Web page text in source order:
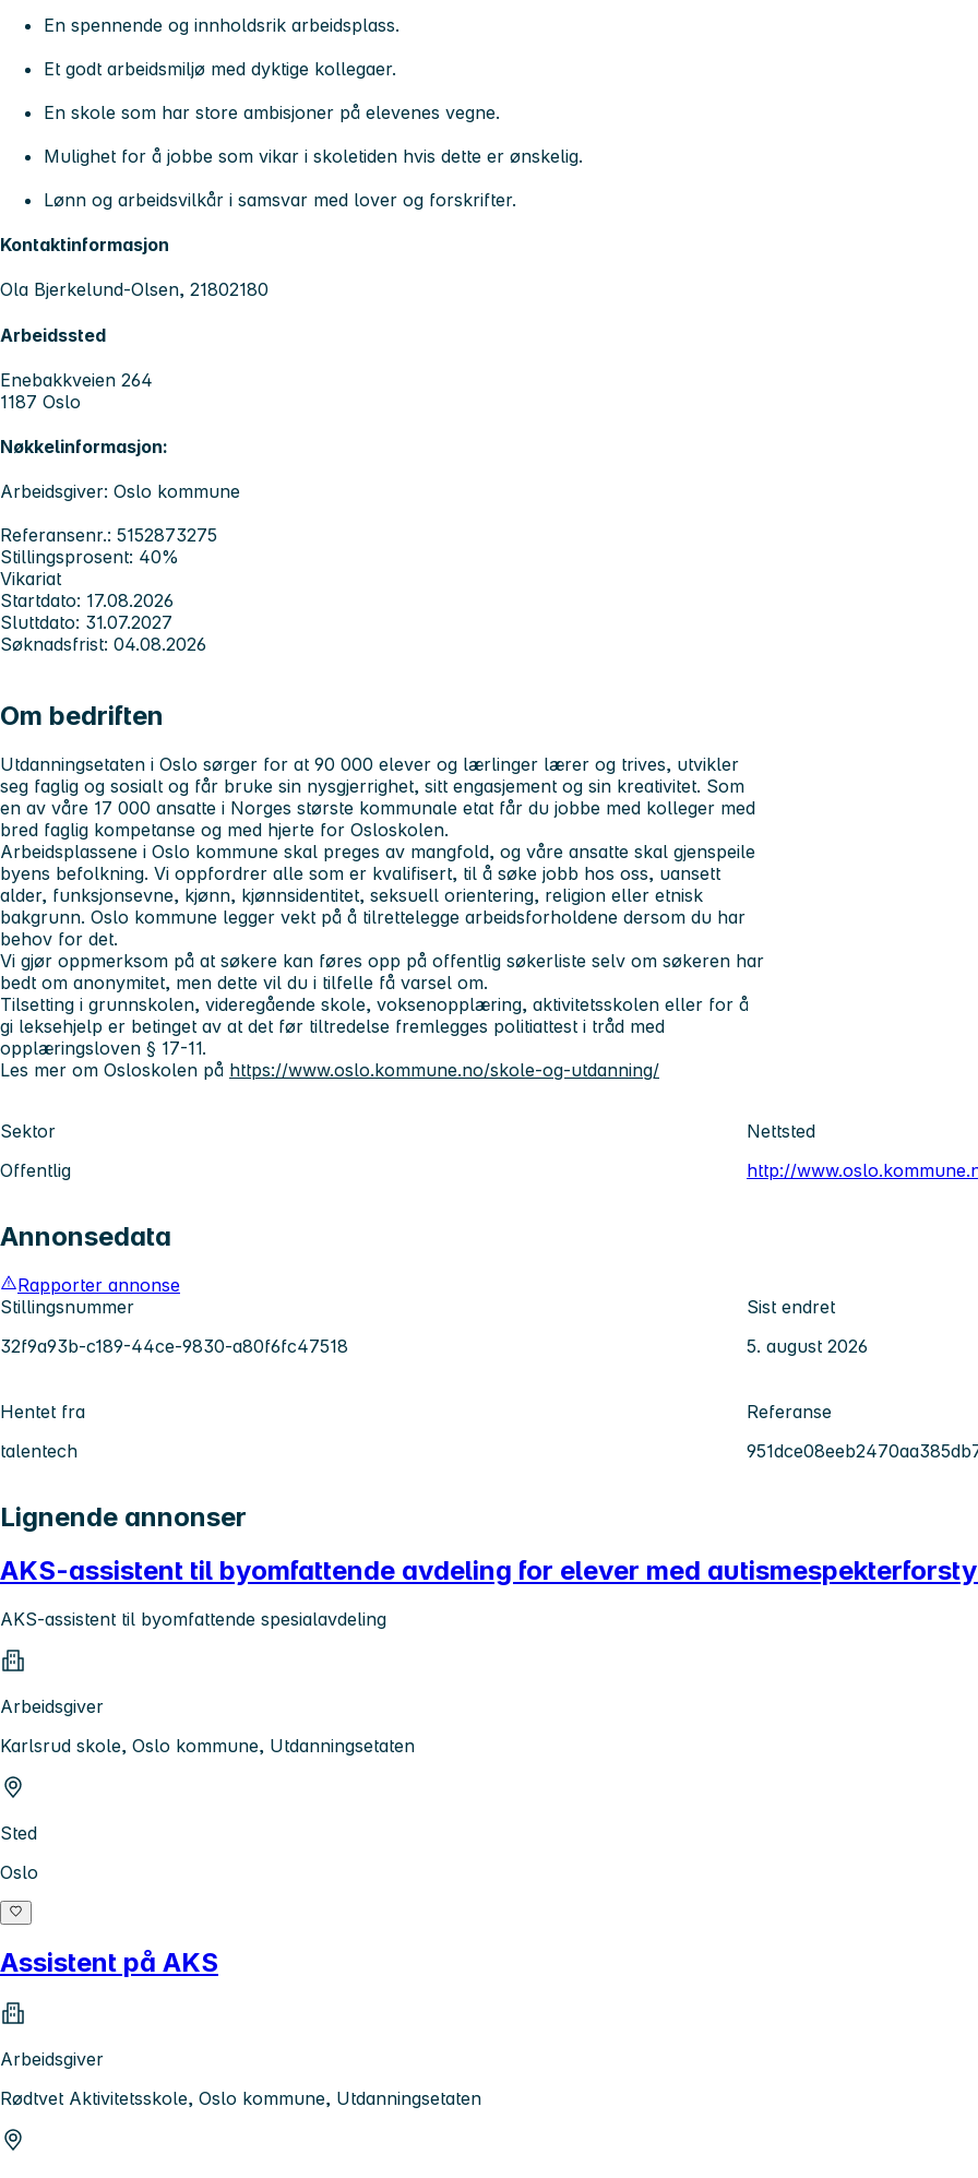
En spennende og innholdsrik arbeidsplass.
Et godt arbeidsmiljø med dyktige kollegaer.
En skole som har store ambisjoner på elevenes vegne.
Mulighet for å jobbe som vikar i skoletiden hvis dette er ønskelig.
Lønn og arbeidsvilkår i samsvar med lover og forskrifter.
Kontaktinformasjon
Ola Bjerkelund-Olsen, 21802180
Arbeidssted
Enebakkveien 264
1187 Oslo
Nøkkelinformasjon:
Arbeidsgiver: Oslo kommune
Referansenr.: 5152873275
Stillingsprosent: 40%
Vikariat
Startdato: 17.08.2026
Sluttdato: 31.07.2027
Søknadsfrist: 04.08.2026
Om bedriften
Utdanningsetaten i Oslo sørger for at 90 000 elever og lærlinger lærer og trives, utvikler
seg faglig og sosialt og får bruke sin nysgjerrighet, sitt engasjement og sin kreativitet. Som
en av våre 17 000 ansatte i Norges største kommunale etat får du jobbe med kolleger med
bred faglig kompetanse og med hjerte for Osloskolen.
Arbeidsplassene i Oslo kommune skal preges av mangfold, og våre ansatte skal gjenspeile
byens befolkning. Vi oppfordrer alle som er kvalifisert, til å søke jobb hos oss, uansett
alder, funksjonsevne, kjønn, kjønnsidentitet, seksuell orientering, religion eller etnisk
bakgrunn. Oslo kommune legger vekt på å tilrettelegge arbeidsforholdene dersom du har
behov for det.
Vi gjør oppmerksom på at søkere kan føres opp på offentlig søkerliste selv om søkeren har
bedt om anonymitet, men dette vil du i tilfelle få varsel om.
Tilsetting i grunnskolen, videregående skole, voksenopplæring, aktivitetsskolen eller for å
gi leksehjelp er betinget av at det før tiltredelse fremlegges politiattest i tråd med
opplæringsloven § 17-11.
Les mer om Osloskolen på https://www.oslo.kommune.no/skole-og-utdanning/
Sektor
Offentlig
Nettsted
http://
Annonsedata
Rapporter annonse
Stillingsnummer
32f9a93b-c189-44ce-9830-a80f6fc47518
Sist endret
5. august 2026
Hentet fra
talentech
Referanse
Lignende annonser
AKS-assistent til byomfattende avdeling for elever med
AKS-assistent til byomfattende spesialavdeling
Arbeidsgiver
Karlsrud skole, Oslo kommune, Utdanningsetaten
Sted
Oslo
Assistent på AKS
Arbeidsgiver
Rødtvet Aktivitetsskole, Oslo kommune, Utdanningsetaten